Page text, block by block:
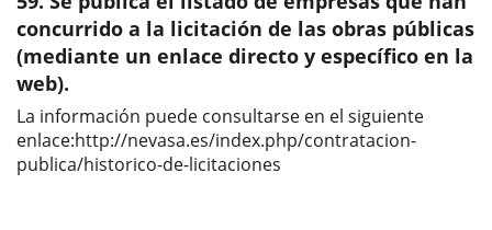
aplicación
externa.
aplicación
externa.
concurrido a la licitación de las obras públicas
(mediante un enlace directo y específico en la
web).
La información puede consultarse en el siguiente
enlace:http://nevasa.es/index.php/contratacion-
publica/historico-de-licitaciones